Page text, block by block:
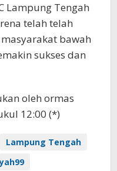
Lampung Tengah
telah telah
bawah
sukses dan
oleh ormas
12:00 (*)
Lampung Tengah